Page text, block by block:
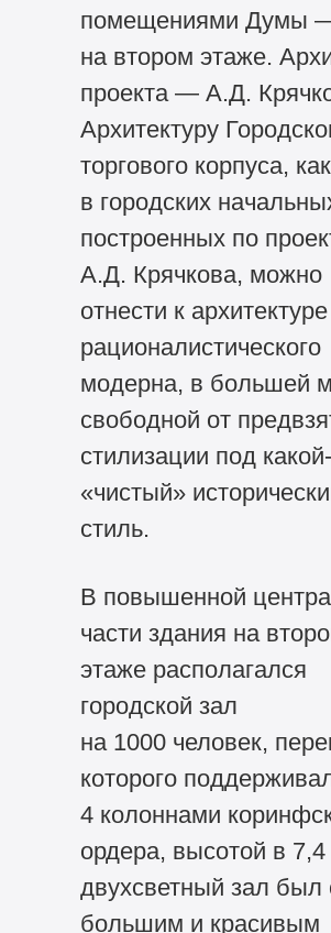
помещениями Думы
на втором этаже.
проекта — А.Д.
Архитектуру
торгового корпуса, как
в городских
построенных по
А.Д. Крячкова, можно
отнести к архитектуре
рационалистического
модерна, в большей
свободной от
стилизации под
«чистый»
стиль.
В повышенной
части здания на
этаже располагался
городской зал
на 1000 человек,
которого
4 колоннами
ордера, высотой в
двухсветный зал
большим и красивым